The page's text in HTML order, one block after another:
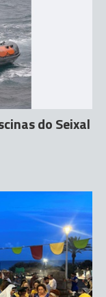
do Seixal